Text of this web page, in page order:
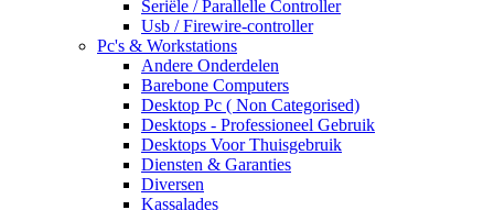
Seriële / Parallelle Controller
Usb / Firewire-controller
Pc's & Workstations
Andere Onderdelen
Barebone Computers
Desktop Pc ( Non Categorised)
Desktops - Professioneel Gebruik
Desktops Voor Thuisgebruik
Diensten & Garanties
Diversen
Kassalades